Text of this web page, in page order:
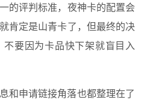
的评判标准，夜神卡的配置会
肯定是山青卡了，但最终的决
要因为卡品快下架就盲目入
和申请链接角落也都整理在了